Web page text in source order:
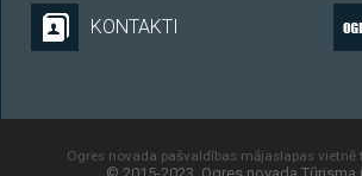
KONTAKTI
Ogres novada pašvaldības mājaslapas